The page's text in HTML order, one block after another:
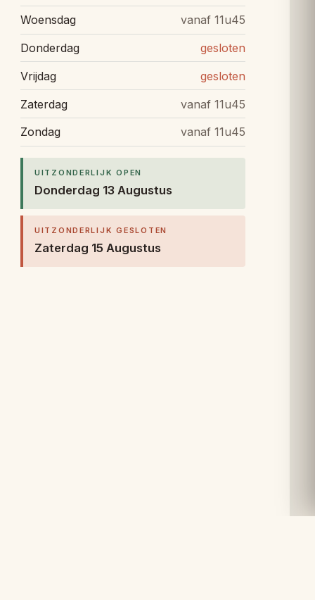
Woensdag
vanaf 11u45
Donderdag
gesloten
Vrijdag
gesloten
Zaterdag
vanaf 11u45
Zondag
vanaf 11u45
UITZONDERLIJK OPEN
Donderdag 13 Augustus
UITZONDERLIJK GESLOTEN
Zaterdag 15 Augustus